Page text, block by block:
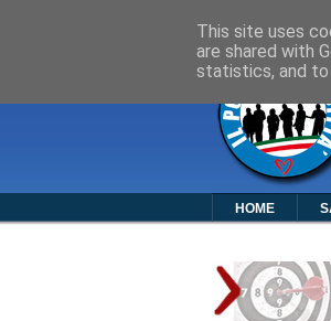
HOME
This site uses
are shared with
statistics, and to